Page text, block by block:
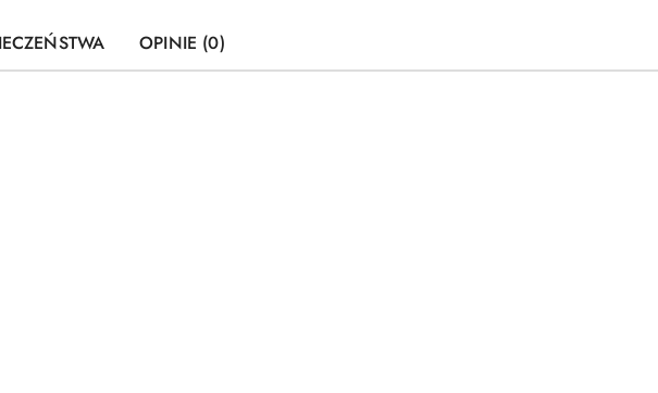
OPINIE (0)